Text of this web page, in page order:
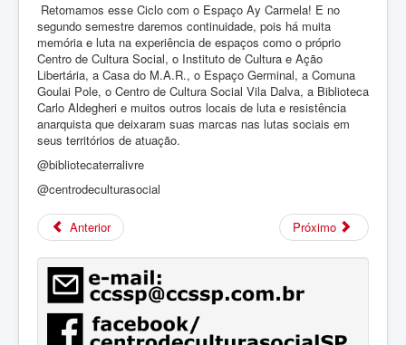
Retomamos esse Ciclo com o Espaço Ay Carmela! E no
segundo semestre daremos continuidade, pois há muita
memória e luta na experiência de espaços como o próprio
Centro de Cultura Social, o Instituto de Cultura e Ação
Libertária, a Casa do M.A.R., o Espaço Germinal, a Comuna
Goulai Pole, o Centro de Cultura Social Vila Dalva, a Biblioteca
Carlo Aldegheri e muitos outros locais de luta e resistência
anarquista que deixaram suas marcas nas lutas sociais em
seus territórios de atuação.
@bibliotecaterralivre
@centrodeculturasocial
Anterior Próximo